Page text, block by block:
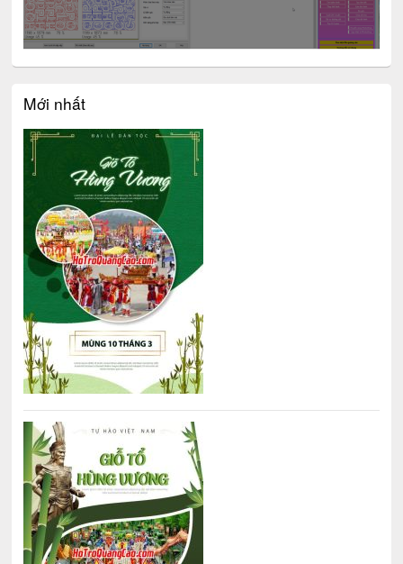
Mới nhất